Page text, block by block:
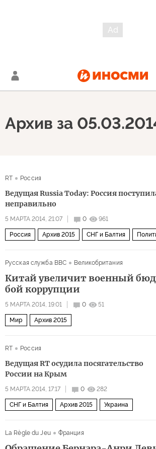
Архив за
RT Россия
Ведущая Russia Today: Россия
неправильно
5 МАРТА 2014, 21:07 0 961
Россия Архив 2015 СНГ и Балтия
Русская служба BBC
Великобритания
Китай увеличит военный
бой коррупции
5 МАРТА 2014, 19:01 0 51
Мир Архив 2015
RT Россия
Ведущая RT осудила посягательство
России на Крым
5 МАРТА 2014, 17:17 0 282
СНГ и Балтия Архив 2015 Украина
La Règle du Jeu Франция